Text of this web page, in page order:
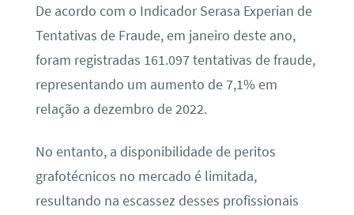
De acordo com o Indicador Serasa Experian de
Tentativas de Fraude, em janeiro deste ano,
foram registradas 161.097 tentativas de fraude,
representando um aumento de 7,1% em
relação a dezembro de 2022.
No entanto, a disponibilidade de peritos
grafotécnicos no mercado é limitada,
resultando na escassez desses profissionais